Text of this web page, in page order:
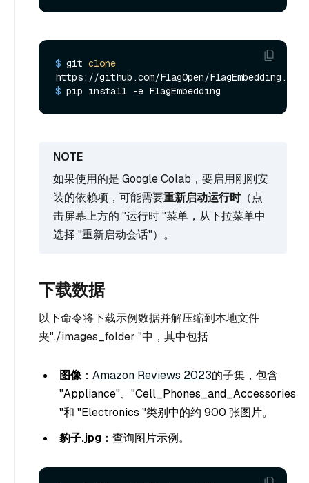
$ git clone
https://github.com/FlagOpen/FlagEmbedding.git
$ pip install -e FlagEmbedding
如果使用的是 Google Colab，要启用刚刚安
装的依赖项，可能需要重新启动运行时（点
击屏幕上方的 "运行时 "菜单，从下拉菜单中
选择 "重新启动会话"）。
下载数据
以下命令将下载示例数据并解压缩到本地文件
夹"./images_folder "中，其中包括
图像： Amazon Reviews 2023的子集，包含
"Appliance"、"Cell_Phones_and_Accessories
"和 "Electronics "类别中的约 900 张图片。
豹子.jpg ：查询图片示例。